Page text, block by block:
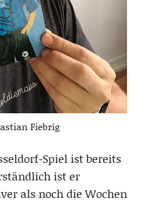
Fiebrig
Spiel ist bereits
ist er
als noch die Wochen